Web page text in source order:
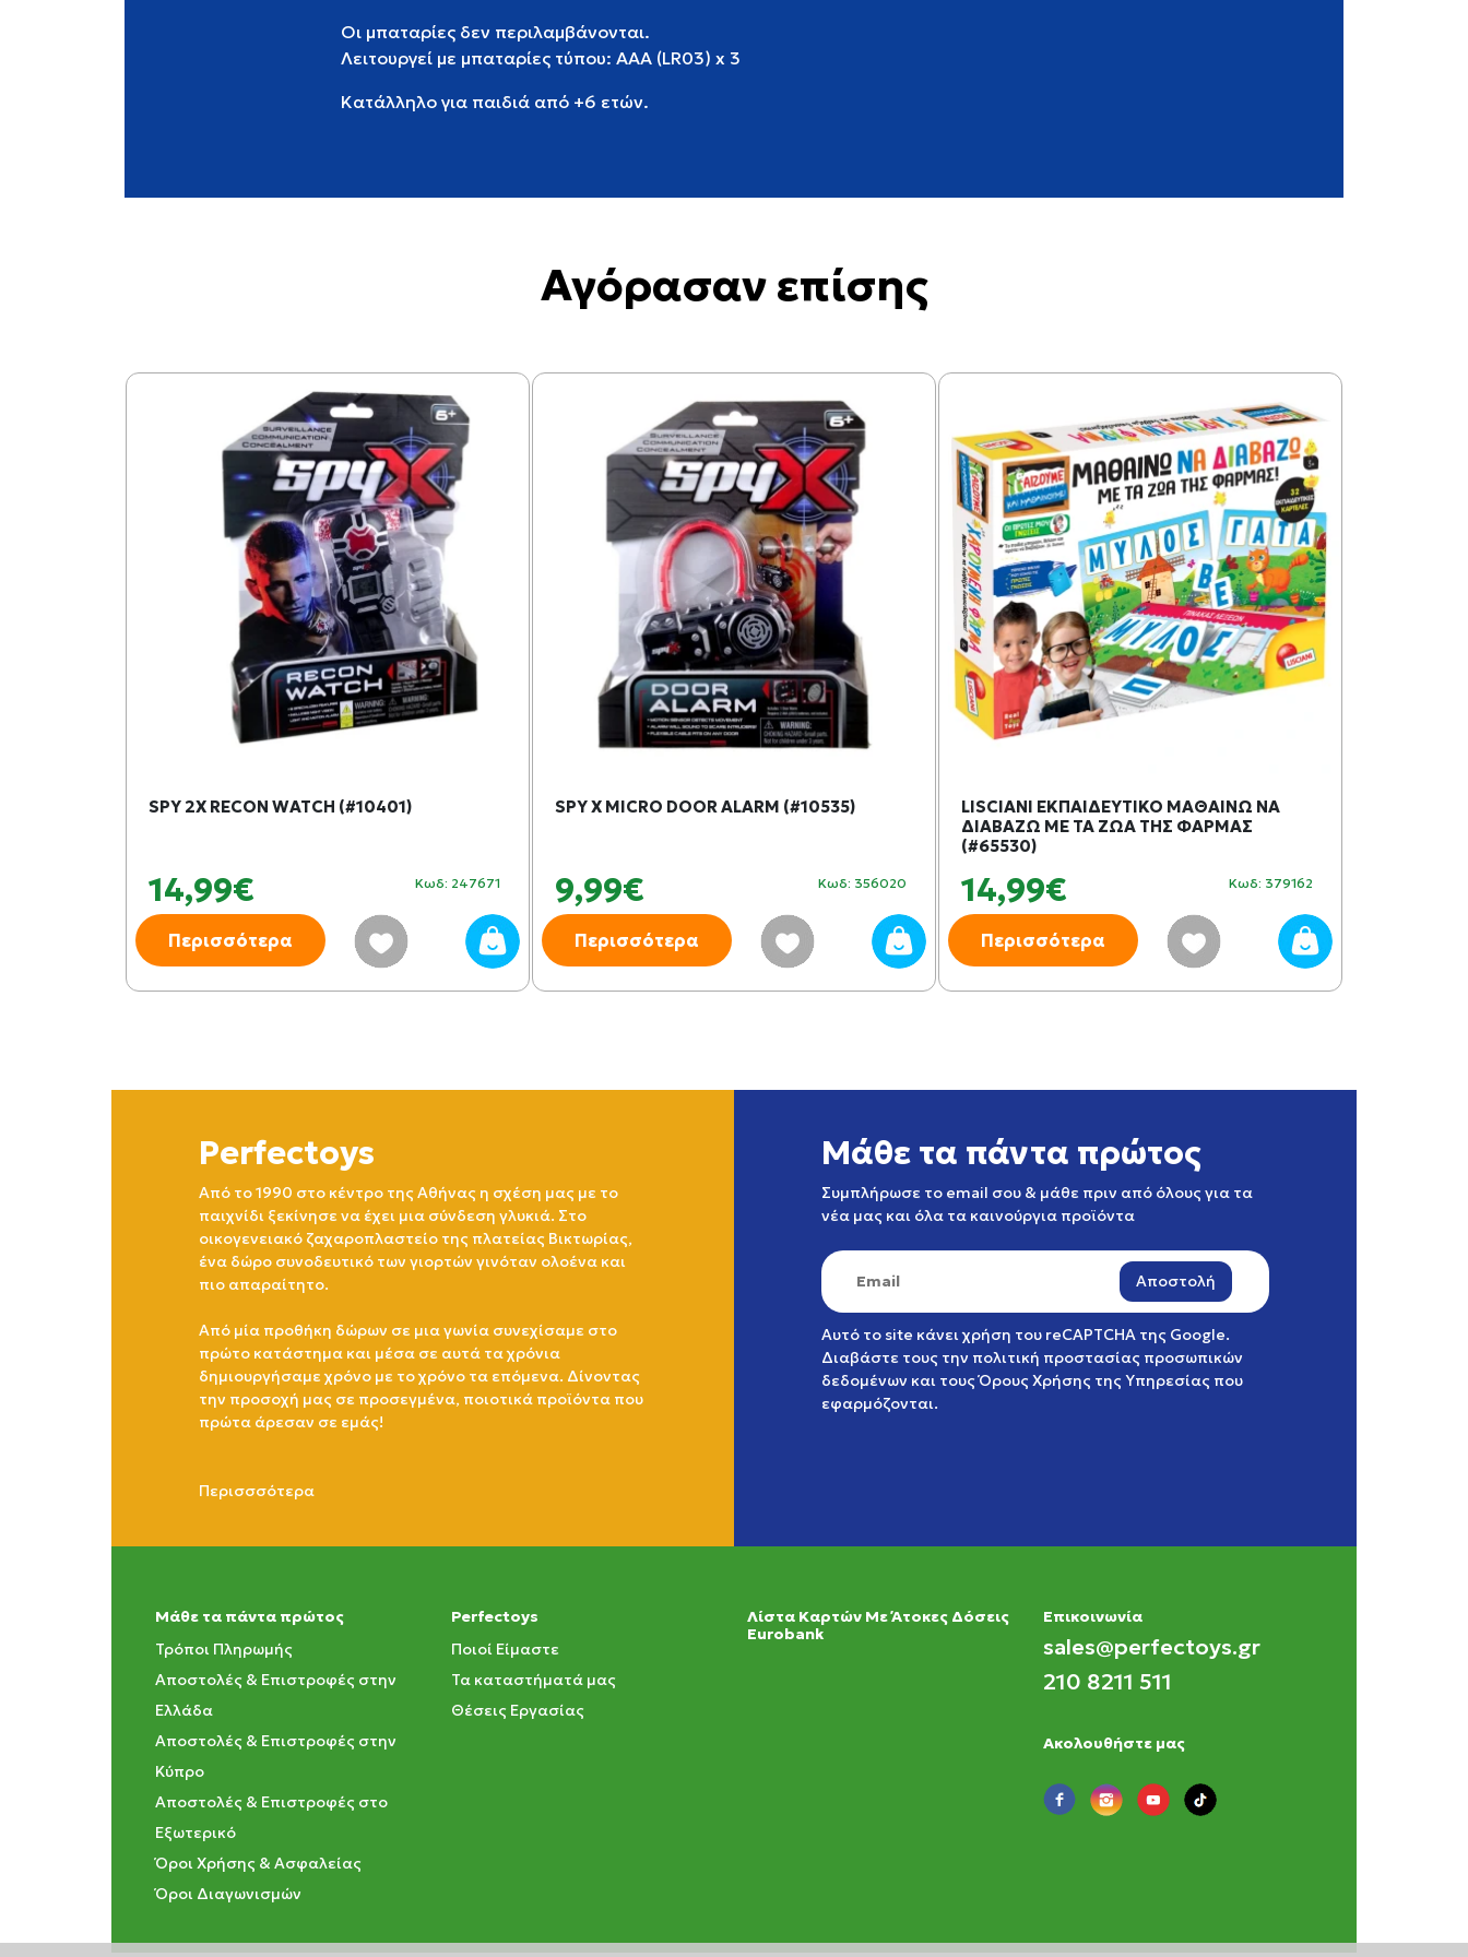
Οι μπαταρίες δεν περιλαμβάνονται.
Λειτουργεί με μπαταρίες τύπου: AAA (LR03) x 3
Κατάλληλο για παιδιά από +6 ετών.
Αγόρασαν επίσης
SPY 2X RECON WATCH (#10401)
14,99€ Κωδ: 247671
Περισσότερα
SPY X MICRO DOOR ALARM (#10535)
9,99€ Κωδ: 356020
Περισσότερα
LISCIANI ΕΚΠΑΙΔΕΥΤΙΚΟ ΜΑΘΑΙΝΩ ΝΑ
ΔΙΑΒΑΖΩ ΜΕ ΤΑ ΖΩΑ ΤΗΣ ΦΑΡΜΑΣ
(#65530)
14,99€ Κωδ: 379162
Περισσότερα
Perfectoys
Από το 1990 στο κέντρο της Αθήνας η σχέση μας με το
παιχνίδι ξεκίνησε να έχει μια σύνδεση γλυκιά. Στο
οικογενειακό ζαχαροπλαστείο της πλατείας Βικτωρίας,
ένα δώρο συνοδευτικό των γιορτών γινόταν ολοένα και
πιο απαραίτητο.
Από μία προθήκη δώρων σε μια γωνία συνεχίσαμε στο
πρώτο κατάστημα και μέσα σε αυτά τα χρόνια
δημιουργήσαμε χρόνο με το χρόνο τα επόμενα. Δίνοντας
την προσοχή μας σε προσεγμένα, ποιοτικά προϊόντα που
πρώτα άρεσαν σε εμάς!
Περισσσότερα
Μάθε τα πάντα πρώτος
Συμπλήρωσε το email σου & μάθε πριν από όλους για τα
νέα μας και όλα τα καινούργια προϊόντα
Αποστολή
Αυτό το site κάνει χρήση του reCAPTCHA της Google.
Διαβάστε τους την πολιτική προστασίας προσωπικών
δεδομένων και τουςΌρους Χρήσης της Υπηρεσίας που
εφαρμόζονται.
Μάθε τα πάντα πρώτος
Τρόποι Πληρωμής
Αποστολές & Επιστροφές στην
Ελλάδα
Αποστολές & Επιστροφές στην
Κύπρο
Αποστολές & Επιστροφές στο
Εξωτερικό
Όροι Χρήσης & Ασφαλείας
Όροι Διαγωνισμών
Perfectoys
Ποιοί Είμαστε
Τα καταστήματά μας
Θέσεις Εργασίας
Λίστα Καρτών Με Άτοκες Δόσεις
Eurobank
Eπικοινωνία
sales@perfectoys.gr
210 8211 511
Ακολουθήστε μας